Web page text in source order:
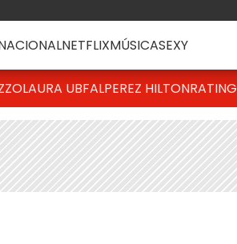
NETFLIXMÚSICASEXY
LAURA UBFALPEREZ HILTONRATING